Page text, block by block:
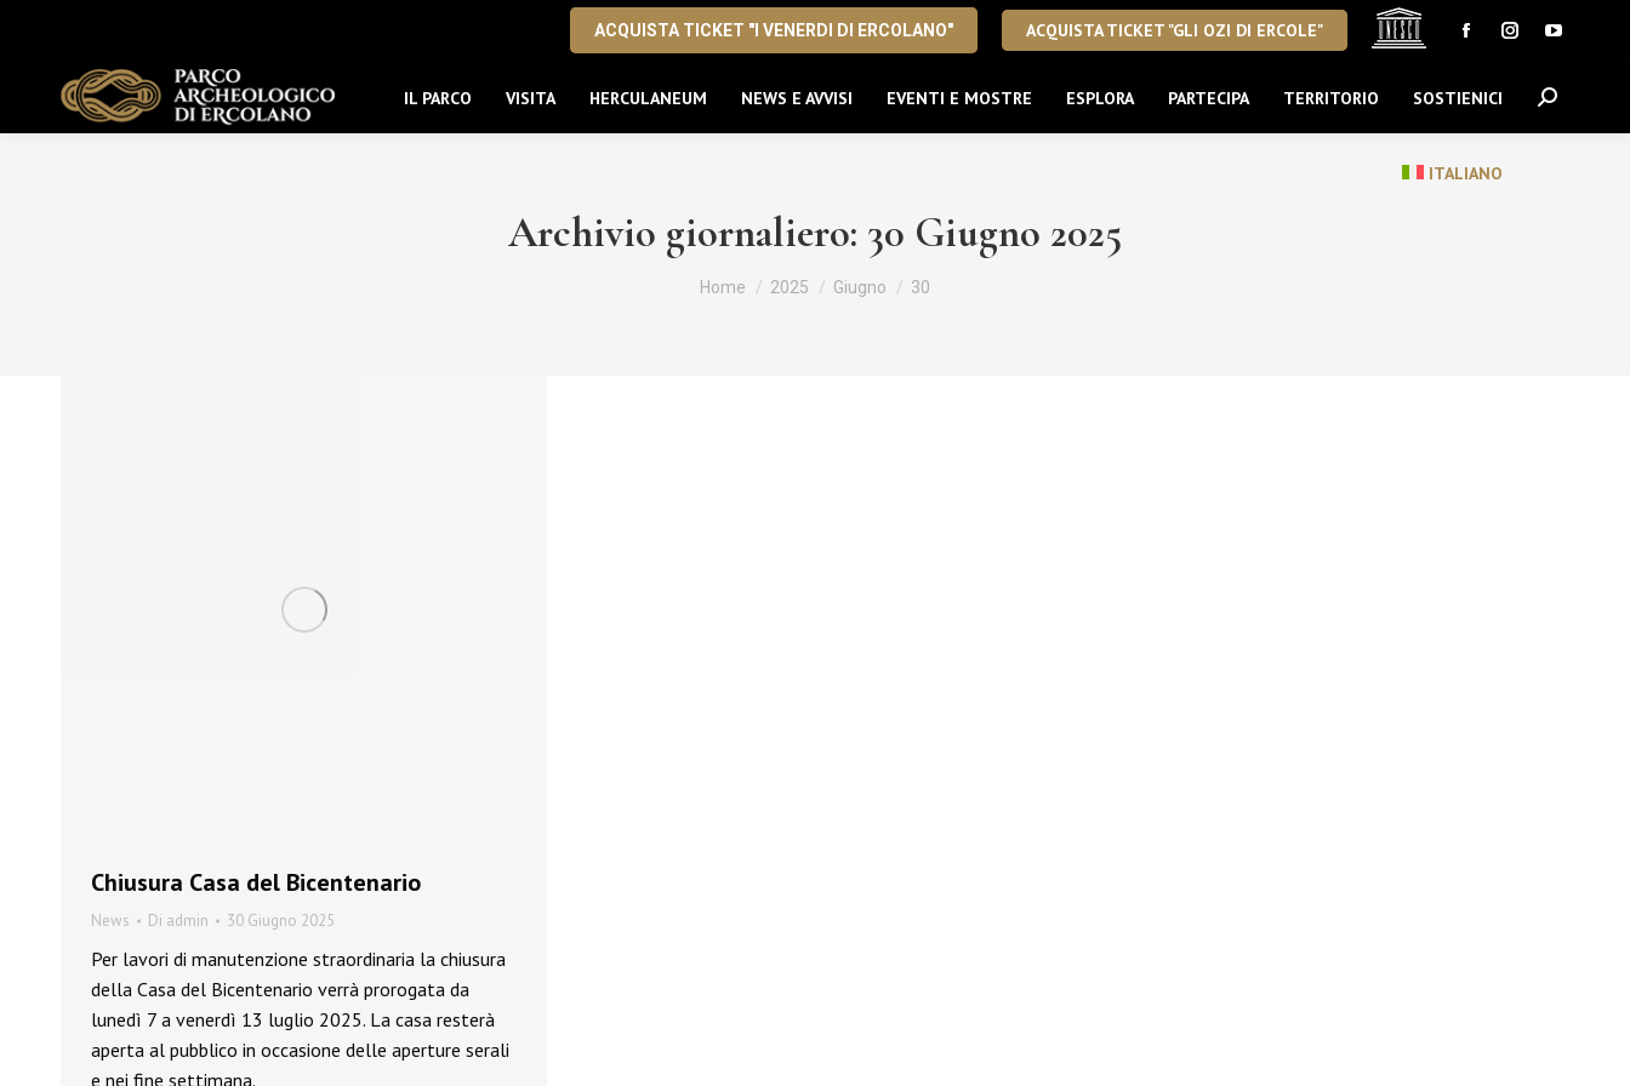
ACQUISTA TICKET "I VENERDI DI ERCOLANO" ACQUISTA TICKET "GLI OZI DI ERCOLE"
Facebook
opens
in
new
Instagram
opens
in
YouTube
opens
in
IL PARCO VISITA HERCULANEUM NEWS E AVVISI EVENTI E MOSTRE ESPLORA PARTECIPA TERRITORIO SOSTIENICI
ITALIANO
Cerca:
Archivio giornaliero: 30 Giugno 2025
Tu sei qui:
Home 2025 Giugno 30
Chiusura Casa del Bicentenario
News Di admin 30 Giugno 2025
Per lavori di manutenzione straordinaria la chiusura
della Casa del Bicentenario verrà prorogata da
lunedì 7 a venerdì 13 luglio 2025. La casa resterà
aperta al pubblico in occasione delle aperture serali
e nei fine settimana.